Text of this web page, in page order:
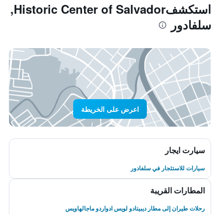
استكشفHistoric Center of Salvador,
سلفادور
اعرض على الخريطة
سيارت ايجار
سيارات للاستئجار في سلفادور
المطارات القريبة
رحلات طيران إلى مطار ديبيتادو لويس ادواردو ماجالهاويس